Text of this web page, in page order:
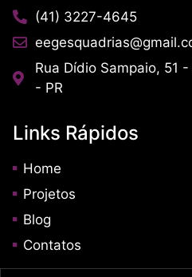
(41) 3227-4645
Rua Dídio Sampaio, 51
- PR
Links Rápidos
Home
Projetos
Blog
Contatos